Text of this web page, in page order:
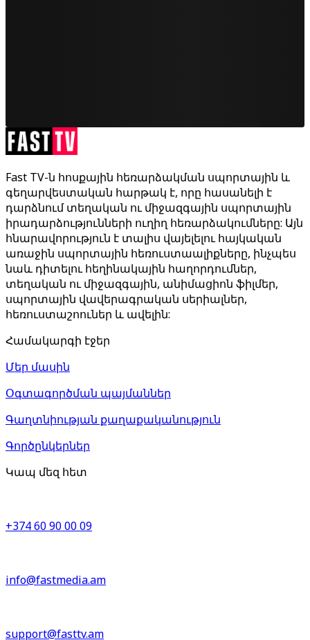
Fast TV-ն հոսքային հեռարձակման սպորտային և
գեղարվեստական հարթակ է, որը հասանելի է
դարձնում տեղական ու միջազգային սպորտային
իրադարձությունների ուղիղ հեռարձակումները: Այն
հնարավորություն է տալիս վայելելու հայկական
առաջին սպորտային հեռուստաալիքները, ինչպես
նաև դիտելու հեղինակային հաղորդումներ,
տեղական ու միջազգային, անիմացիոն ֆիլմեր,
սպորտային վավերագրական սերիալներ,
հեռուստաշոուներ և ավելին:
Համակարգի էջեր
Մեր մասին
Օգտագործման պայմաններ
Գաղտնիության քաղաքականություն
Գործընկերներ
Կապ մեզ հետ
+374 60 90 00 09
info@fastmedia.am
support@fasttv.am